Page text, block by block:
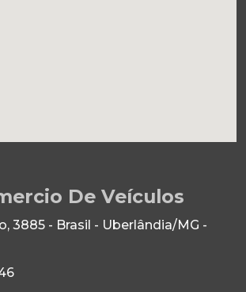
De Veículos
3885 - Brasil - Uberlândia/MG -